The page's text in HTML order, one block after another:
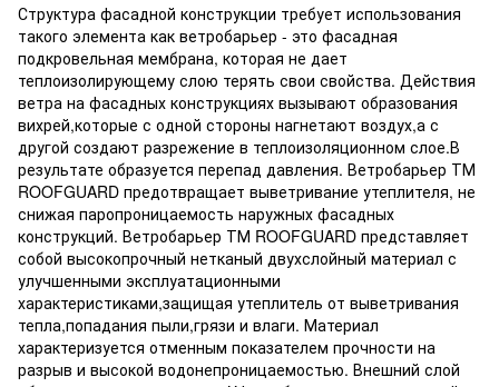
Структура фасадной конструкции требует использования
такого элемента как ветробарьер - это фасадная
подкровельная мембрана, которая не дает
теплоизолирующему слою терять свои свойства. Действия
ветра на фасадных конструкциях вызывают образования
вихрей,которые с одной стороны нагнетают воздух,а с
другой создают разрежение в теплоизоляционном слое.В
результате образуется перепад давления. Ветробарьер ТМ
ROOFGUARD предотвращает выветривание утеплителя, не
снижая паропроницаемость наружных фасадных
конструкций. Ветробарьер ТМ ROOFGUARD представляет
собой высокопрочный нетканый двухслойный материал с
улучшенными эксплуатационными
характеристиками,защищая утеплитель от выветривания
тепла,попадания пыли,грязи и влаги. Материал
характеризуется отменным показателем прочности на
разрыв и высокой водонепроницаемостью. Внешний слой